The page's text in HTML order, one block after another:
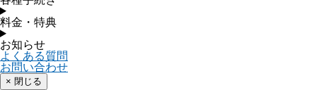
料金・特典
お知らせ
よくある質問
お問い合わせ
× 閉じる